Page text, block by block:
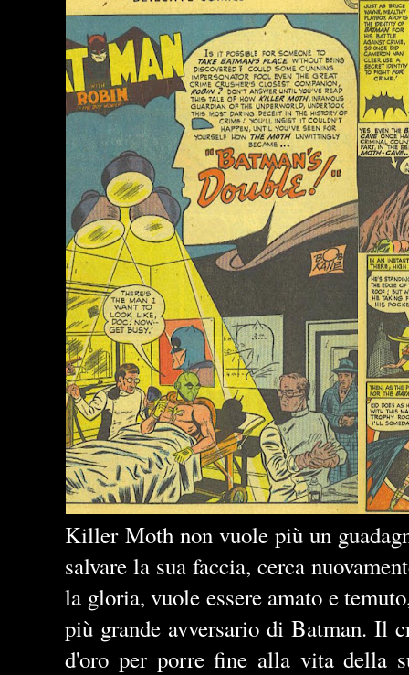
Killer Moth non vuole più un
salvare la sua faccia, cerca
la gloria, vuole essere amato e
più grande avversario di Batman. Il
d'oro per porre fine alla vita della